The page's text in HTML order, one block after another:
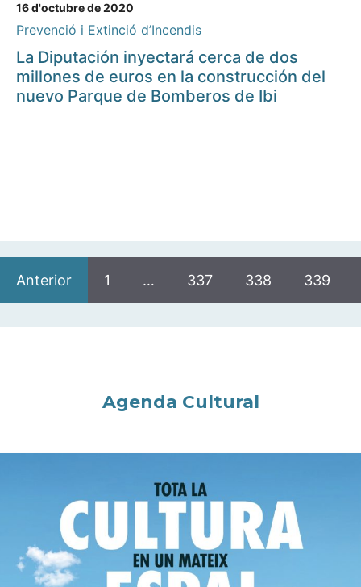
16 d'octubre de 2020
Prevenció i Extinció d’Incendis
La Diputación inyectará cerca de dos
millones de euros en la construcción del
nuevo Parque de Bomberos de Ibi
Anterior 1 … 337 338 339
Agenda Cultural